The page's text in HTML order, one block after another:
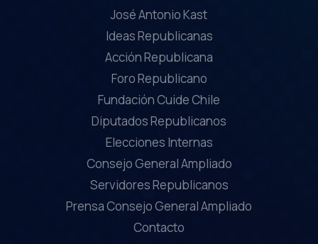
José Antonio Kast
Ideas Republicanas
Acción Republicana
Foro Republicano
Fundación Cuide Chile
Diputados Republicanos
Elecciones Internas
Consejo General Ampliado
Servidores Republicanos
Prensa Consejo General Ampliado
Contacto